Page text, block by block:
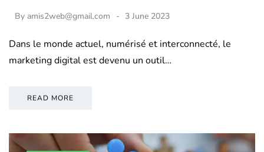
By amis2web@gmail.com 3 June 2023
Dans le monde actuel, numérisé et interconnecté, le
marketing digital est devenu un outil…
READ MORE